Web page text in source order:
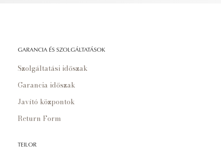
GARANCIA ÉS SZOLGÁLTATÁSOK
Szolgáltatási időszak
Garancia időszak
Javító központok
Return Form
TEILOR